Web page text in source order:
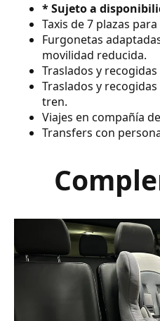
* Sujeto a
Taxis de 7 plazas
Furgonetas
movilidad reducida.
Traslados y
Traslados y
tren.
Viajes en compañía
Transfers con